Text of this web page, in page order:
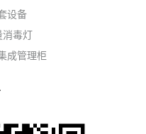
设备
消毒灯
成管理柜